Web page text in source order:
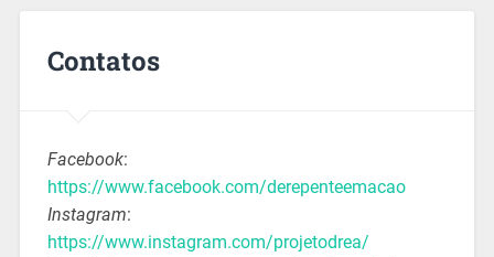
Contatos
Facebook:
https://www.facebook.com/derepenteemacao
Instagram:
https://www.instagram.com/projetodrea/